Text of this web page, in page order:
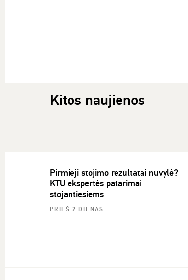
Kitos naujienos
Pirmieji stojimo rezultatai nuvylė?
KTU ekspertės patarimai
stojantiesiems
PRIEŠ 2 DIENAS